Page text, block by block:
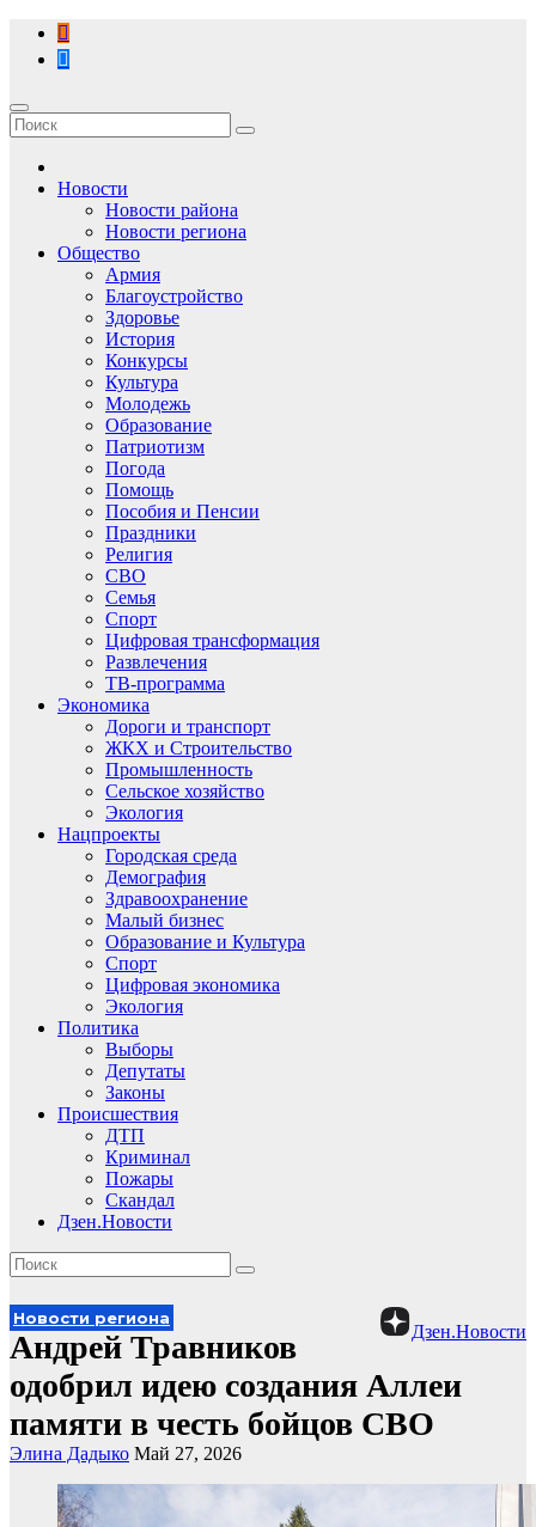
Перейти
содержимому
Новости
Новости района
Новости региона
Общество
Армия
Благоустройство
Здоровье
История
Конкурсы
Культура
Молодежь
Образование
Патриотизм
Погода
Помощь
Пособия и Пенсии
Праздники
Религия
СВО
Семья
Спорт
Цифровая трансформация
Развлечения
ТВ-программа
Экономика
Дороги и транспорт
ЖКХ и Строительство
Промышленность
Сельское хозяйство
Экология
Нацпроекты
Городская среда
Демография
Здравоохранение
Малый бизнес
Образование и Культура
Спорт
Цифровая экономика
Экология
Политика
Выборы
Депутаты
Законы
Происшествия
ДТП
Криминал
Пожары
Скандал
Дзен.Новости
Дзен.Новости
Новости региона
Андрей Травников
одобрил идею создания Аллеи
памяти в честь бойцов СВО
Элина Дадыко Май 27, 2026